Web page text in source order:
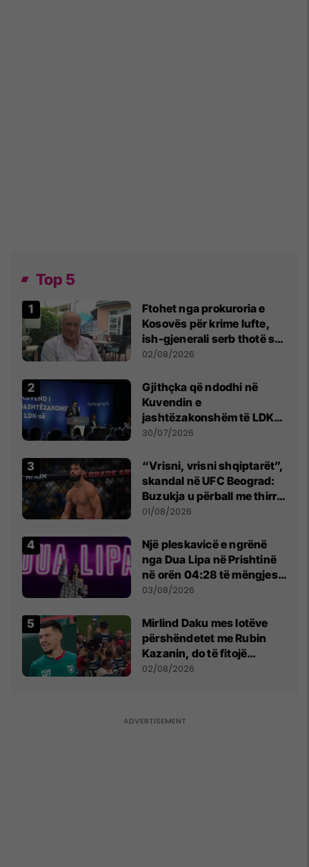
Top 5
Ftohet nga prokuroria e
Kosovës për krime lufte,
ish-gjenerali serb thotë se
dikush e tradhtoi në
02/08/2026
Gjithçka që ndodhi në
Kuvendin e
jashtëzakonshëm të LDK-
së
30/07/2026
“Vrisni, vrisni shqiptarët”,
skandal në UFC Beograd:
Buzukja u përball me thirrje
anti-shqiptare nga
01/08/2026
Një pleskavicë e ngrënë
nga Dua Lipa në Prishtinë
në orën 04:28 të mëngjesit
- dhe bota digjitale serbe
03/08/2026
Mirlind Daku mes lotëve
përshëndetet me Rubin
Kazanin, do të fitojë
miliona te Spartak Moska
02/08/2026